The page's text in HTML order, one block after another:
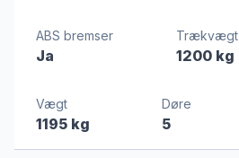
ABS bremser
Ja
Trækvægt
1200 kg
Vægt
1195 kg
Døre
5